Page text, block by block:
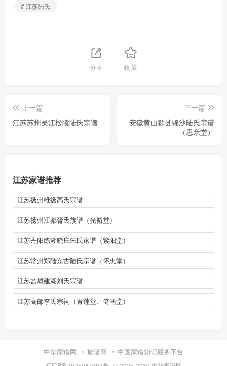
# 江苏陆氏
分享 收藏
上一篇
江苏苏州吴江松陵陆氏宗谱
下一篇
安徽黄山歙县锦沙陆氏宗谱
（思亲堂）
江苏家谱推荐
江苏扬州维扬高氏宗谱
江苏扬州江都胥氏族谱（光裕堂）
江苏丹阳练湖晓庄朱氏家谱（紫阳堂）
江苏常州郑陆东古陆氏宗谱（怀忠堂）
江苏盐城建湖刘氏宗谱
江苏高邮李氏宗祠（青莲堂、倚马堂）
中华家谱网 族谱网 中国家谱知识服务平台